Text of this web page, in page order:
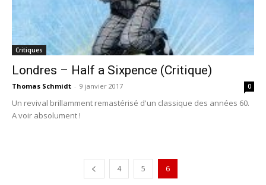
Critiques
Londres – Half a Sixpence (Critique)
Thomas Schmidt - 9 janvier 2017 0
Un revival brillamment remastérisé d'un classique des années 60.
A voir absolument !
4 5 6